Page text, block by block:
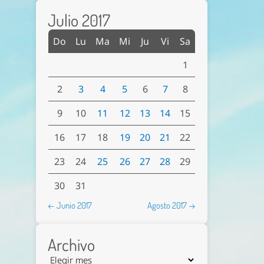
Julio 2017
Do Lu Ma Mi Ju Vi
Sa
1
2
3 4 5 6 7
8
9
10 11 12 13 14
15
16
17 18 19 20 21
22
23
24 25 26 27 28
29
30
31
← Junio 2017 Agosto 2017 →
Archivo